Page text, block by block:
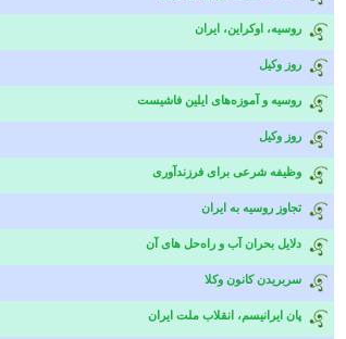
روسيه، اوکراین، ایران
روز وکیل
روسيه و آموزه‌های ایلین فاشيست
روز وکیل
وظيفه شرعی برای فرزندآوری
تجاوز روسيه به ایران
دلایل بحران آب و راه‌حل های آن
سربریدن كانون وکلا
پان ایرانیسم، انقلاب ملت ایران